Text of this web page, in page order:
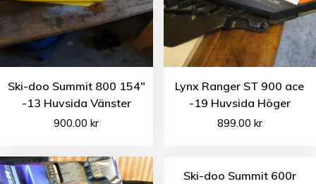
Ski-doo Summit 800 154″
-13 Huvsida Vänster
900.00kr
Lynx Ranger ST 900 ace
-19 Huvsida Höger
899.00 kr
Ski-doo Summit 600r